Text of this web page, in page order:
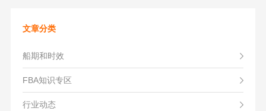
文章分类
船期和时效
FBA知识专区
行业动态